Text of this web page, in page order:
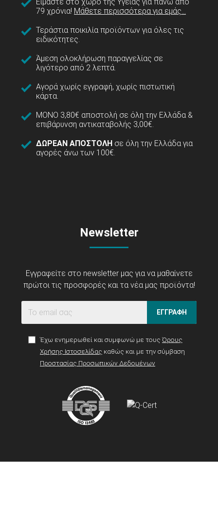
79 χρόνια! Μάθετε περισσότερα για εμάς...
Τεράστια ποικιλία προϊόντων για όλες τις
ειδικότητες.
Άμεση ολοκλήρωση παραγγελίας σε
λιγότερο από 2 λεπτά.
Αγορά χωρίς εγγραφή, χωρίς πιστωτική
κάρτα.
ΜΟΝΟ 3,80€ αποστολή σε όλη την Ελλάδα &
επιβάρυνση αντικαταβολής 3,00€.
ΔΩΡΕΑΝ ΑΠΟΣΤΟΛΗ σε όλη την Ελλάδα για
αγορές άνω των 100€.
Newsletter
Εγγραφείτε στο newsletter μας για να μαθαίνετε
πρώτοι τις προσφορές και τα νέα μας προϊόντα!
ΕΓΓΡΑΦΗ
Έχω ενημερωθεί και συμφωνώ με τους Όρους
Χρήσης Ιστοσελίδας καθώς και με την σύμβαση
Προστασίας Προσωπικών Δεδομένων